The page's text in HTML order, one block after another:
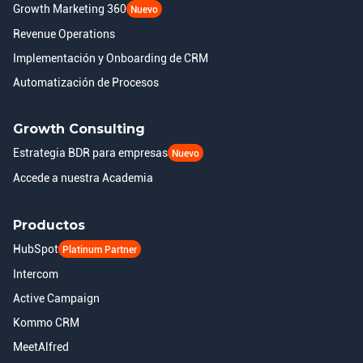
Growth Marketing 360 Nuevo
Revenue Operations
Implementación y Onboarding de CRM
Automatización de Procesos
Growth Consulting
Estrategia BDR para empresas Nuevo
Accede a nuestra Academia
Productos
HubSpot Platinum Partner
Intercom
Active Campaign
Kommo CRM
MeetAlfred